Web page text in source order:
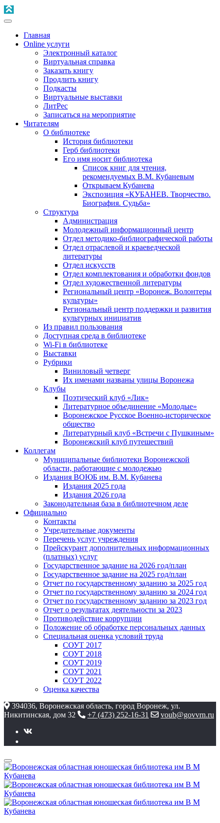
Главная
Online услуги
Электронный каталог
Виртуальная справка
Заказать книгу
Продлить книгу
Подкасты
Виртуальные выставки
ЛитРес
Записаться на мероприятие
Читателям
О библиотеке
История библиотеки
Герб библиотеки
Его имя носит библиотека
Список книг для чтения,
рекомендуемых В.М. Кубаневым
Открываем Кубанева
Экспозиция «КУБАНЕВ. Творчество.
Биография. Судьба»
Структура
Администрация
Молодежный информационный центр
Отдел методико-библиографической работы
Отдел отраслевой и краеведческой
литературы
Отдел искусств
Отдел комплектования и обработки фондов
Отдел художественной литературы
Региональный центр «Воронеж. Волонтеры
культуры»
Региональный центр поддержки и развития
культурных инициатив
Из правил пользования
Доступная среда в библиотеке
Wi-Fi в библиотеке
Выставки
Рубрики
Виниловый четверг
Их именами названы улицы Воронежа
Клубы
Поэтический клуб «Лик»
Литературное объединение «Молодые»
Воронежское Русское Военно-историческое
общество
Литературный клуб «Встречи с Пушкиным»
Воронежский клуб путешествий
Коллегам
Муниципальные библиотеки Воронежской
области, работающие с молодежью
Издания ВОЮБ им. В.М. Кубанева
Издания 2025 года
Издания 2026 года
Законодательная база в библиотечном деле
Официально
Контакты
Учредительные документы
Перечень услуг учреждения
Прейскурант дополнительных информационных
(платных) услуг
Государственное задание на 2026 год/план
Государственное задание на 2025 год/план
Отчет по государственному заданию за 2025 год
Отчет по государственному заданию за 2024 год
Отчет по государственному заданию за 2023 год
Отчет о результатах деятельности за 2023
Противодействие коррупции
Положение об обработке персональных данных
Специальная оценка условий труда
СОУТ 2017
СОУТ 2018
СОУТ 2019
СОУТ 2021
СОУТ 2022
Оценка качества
394036, Воронежская область, город Воронеж, ул.
Никитинская, дом 32
+7 (473) 252-16-31 voub@govvrn.ru